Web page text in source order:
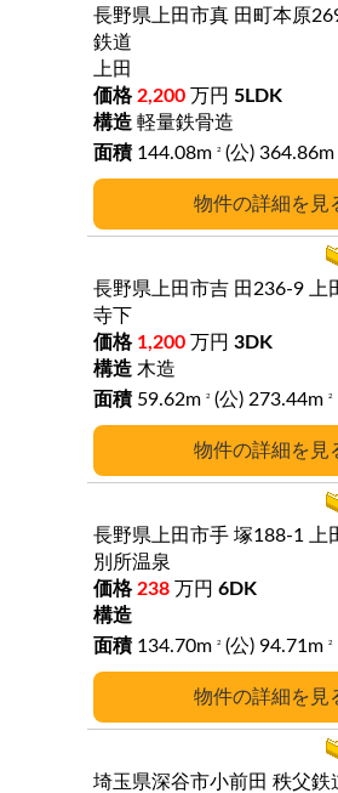
詳細
長野県上田市真 田町本原
鉄道
上田
2,200 万円 5LDK
軽量鉄骨造
144.08m
2 (公) 364.86m
詳細
長野県上田市吉 田236-9
寺下
1,200 万円 3DK
木造
59.62m
2 (公) 273.44m 2
詳細
長野県上田市手 塚188-1
別所温泉
238 万円 6DK
134.70m 2 (公) 94.71m 2
埼玉県深谷市小前田 秩父鉄